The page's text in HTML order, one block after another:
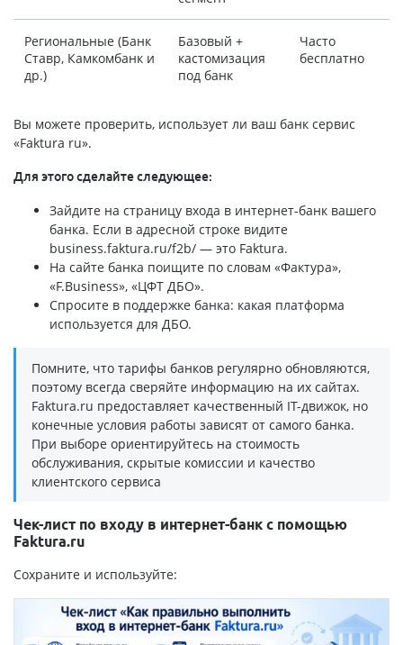
Региональные (Банк
Ставр, Камкомбанк и
др.)
Базовый +
кастомизация
под банк
Часто
бесплатно
Вы можете проверить, использует ли ваш банк сервис
«Faktura ru».
Для этого сделайте следующее:
Зайдите на страницу входа в интернет-банк вашего
банка. Если в адресной строке видите
business.faktura.ru/f2b/ — это Faktura.
На сайте банка поищите по словам «Фактура»,
«F.Business», «ЦФТ ДБО».
Спросите в поддержке банка: какая платформа
используется для ДБО.
Помните, что тарифы банков регулярно обновляются,
поэтому всегда сверяйте информацию на их сайтах.
Faktura.ru предоставляет качественный IT-движок, но
конечные условия работы зависят от самого банка.
При выборе ориентируйтесь на стоимость
обслуживания, скрытые комиссии и качество
клиентского сервиса
Чек-лист по входу в интернет-банк с помощью
Faktura.ru
Сохраните и используйте: